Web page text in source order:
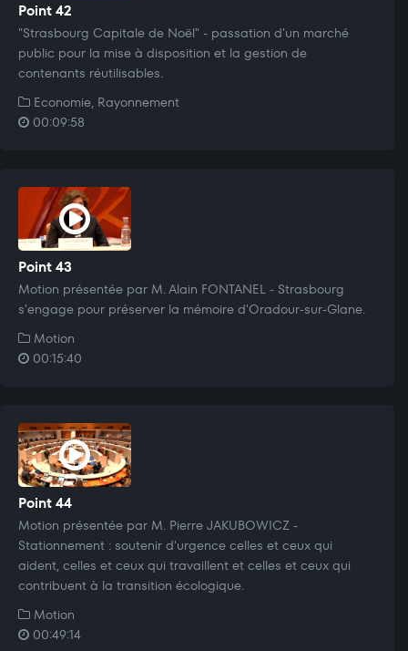
Point 42
"Strasbourg Capitale de Noël" - passation d'un marché
public pour la mise à disposition et la gestion de
contenants réutilisables.
Economie, Rayonnement
00:09:58
Point 43
Motion présentée par M. Alain FONTANEL - Strasbourg
s'engage pour préserver la mémoire d'Oradour-sur-Glane.
Motion
00:15:40
Point 44
Motion présentée par M. Pierre JAKUBOWICZ -
Stationnement : soutenir d'urgence celles et ceux qui
aident, celles et ceux qui travaillent et celles et ceux qui
contribuent à la transition écologique.
Motion
00:49:14